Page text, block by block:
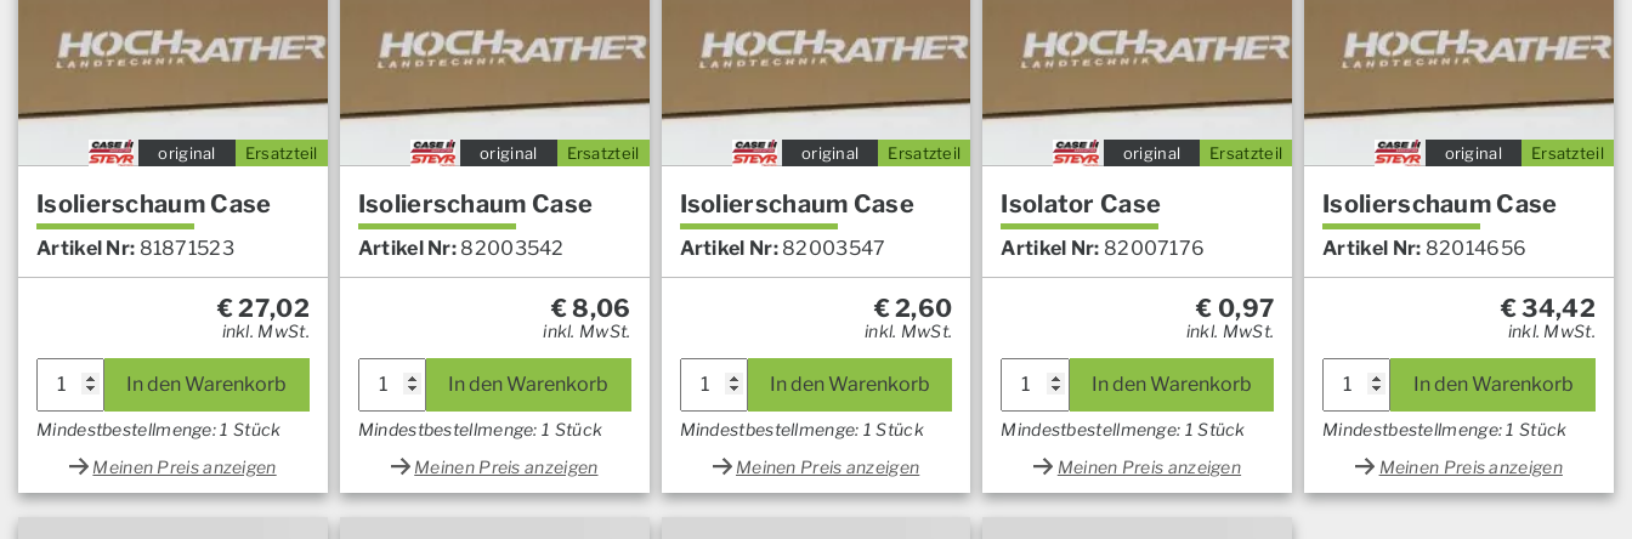
Ersatzteil
original
Isolierschaum Case
Artikel Nr: 81871523
€27,02
inkl. MwSt.
In den Warenkorb
Mindestbestellmenge: 1 Stück
Meinen Preis anzeigen
Ersatzteil
original
Isolierschaum Case
Artikel Nr: 82003542
€8,06
inkl. MwSt.
In den Warenkorb
Mindestbestellmenge: 1 Stück
Meinen Preis anzeigen
Ersatzteil
original
Isolierschaum Case
Artikel Nr: 82003547
€2,60
inkl. MwSt.
In den Warenkorb
Mindestbestellmenge: 1 Stück
Meinen Preis anzeigen
Ersatzteil
original
Isolator Case
Artikel Nr: 82007176
€ 0,97
inkl. MwSt.
In den Warenkorb
Mindestbestellmenge: 1 Stück
Meinen Preis anzeigen
Ersatzteil
original
Isolierschaum Case
Artikel Nr: 82014656
€34,42
inkl. MwSt.
In den Warenkorb
Mindestbestellmenge: 1 Stück
Meinen Preis anzeigen